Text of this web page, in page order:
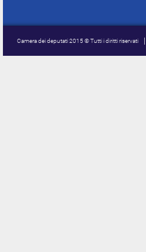
Camera dei deputati 2015 © Tutti i diritti riservati